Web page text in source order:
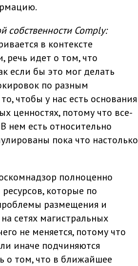
собственности Comply:
в контексте
речь идет о том, что
если бы это мог делать
по разным
чтобы у нас есть основания
ценностях, потому что все-
нем есть относительно
пока что настолько
полноценно
которые по
размещения и
сетях магистральных
не меняется, потому что
иначе подчиняются
о том, что в ближайшее